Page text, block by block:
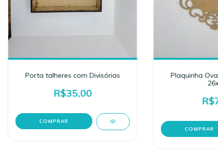
Porta talheres com Divisórias
R$35,00
Plaquinha